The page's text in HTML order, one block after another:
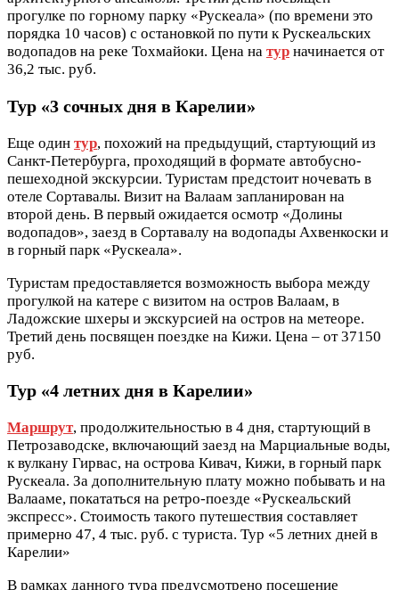
прогулке по горному парку «Рускеала» (по времени это
порядка 10 часов) с остановкой по пути к Рускеальских
водопадов на реке Тохмайоки. Цена на тур начинается от
36,2 тыс. руб.
Тур «3 сочных дня в Карелии»
Еще один тур, похожий на предыдущий, стартующий из
Санкт-Петербурга, проходящий в формате автобусно-
пешеходной экскурсии. Туристам предстоит ночевать в
отеле Сортавалы. Визит на Валаам запланирован на
второй день. В первый ожидается осмотр «Долины
водопадов», заезд в Сортавалу на водопады Ахвенкоски и
в горный парк «Рускеала».
Туристам предоставляется возможность выбора между
прогулкой на катере с визитом на остров Валаам, в
Ладожские шхеры и экскурсией на остров на метеоре.
Третий день посвящен поездке на Кижи. Цена – от 37150
руб.
Тур «4 летних дня в Карелии»
Маршрут, продолжительностью в 4 дня, стартующий в
Петрозаводске, включающий заезд на Марциальные воды,
к вулкану Гирвас, на острова Кивач, Кижи, в горный парк
Рускеала. За дополнительную плату можно побывать и на
Валааме, покататься на ретро-поезде «Рускеальский
экспресс». Стоимость такого путешествия составляет
примерно 47, 4 тыс. руб. с туриста. Тур «5 летних дней в
Карелии»
В рамках данного тура предусмотрено посещение